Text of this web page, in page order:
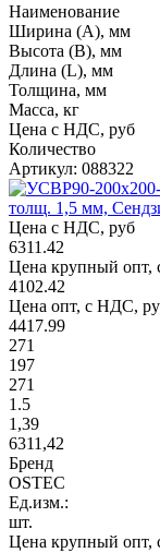
Наименование
Ширина (А), мм
Высота (В), мм
Длина (L), мм
Толщина, мм
Масса, кг
Цена с НДС, руб
Количество
Артикул: 088322
толщ. 1,5 мм,
Цена с НДС, руб
6311.42
Цена крупный
4102.42
Цена опт, с НДС,
4417.99
271
197
271
1.5
1,39
6311,42
Бренд
OSTEC
Ед.изм.:
шт.
Цена крупный опт,